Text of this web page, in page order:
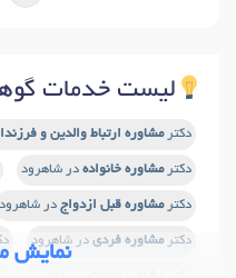
لیست خدمات
دکترمشاوره ارتباط والدین و
دکترمشاوره خانواده در شاهرود
دکترمشاوره قبل ازدواج در شاهرود
دکترمشاوره فردی در شاهرود
نمایش